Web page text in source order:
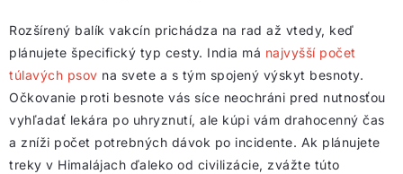
Rozšírený balík vakcín prichádza na rad až vtedy, keď
plánujete špecifický typ cesty. India má najvyšší počet
túlavých psov na svete a s tým spojený výskyt besnoty.
Očkovanie proti besnote vás síce neochráni pred nutnosťou
vyhľadať lekára po uhryznutí, ale kúpi vám drahocenný čas
a zníži počet potrebných dávok po incidente. Ak plánujete
treky v Himalájach ďaleko od civilizácie, zvážte túto